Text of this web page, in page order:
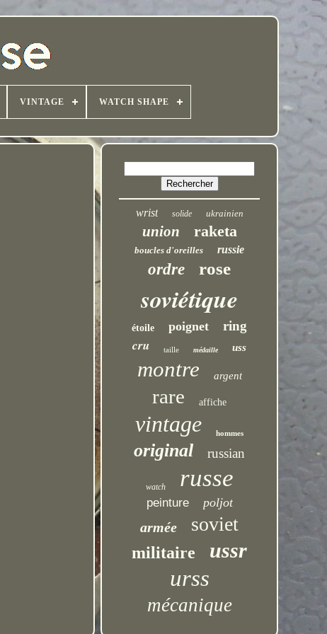
VINTAGE WATCH SHAPE
wrist solide ukrainien
union raketa
boucles d'oreilles russie
ordre rose
soviétique
étoile poignet ring
cru taille médaille uss
montre argent
rare affiche
vintage hommes
original russian
watch russe
peinture poljot
armée soviet
militaire ussr
urss
mécanique